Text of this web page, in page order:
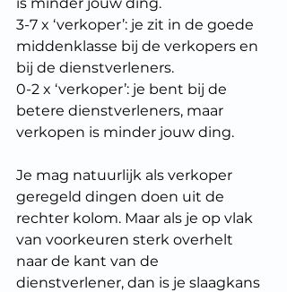
3-7 x ‘verkoper’: je zit in de goede
middenklasse bij de verkopers en
bij de dienstverleners.
0-2 x ‘verkoper’: je bent bij de
betere dienstverleners, maar
verkopen is minder jouw ding.
Je mag natuurlijk als verkoper
geregeld dingen doen uit de
rechter kolom. Maar als je op vlak
van voorkeuren sterk overhelt
naar de kant van de
dienstverlener, dan is je slaagkans